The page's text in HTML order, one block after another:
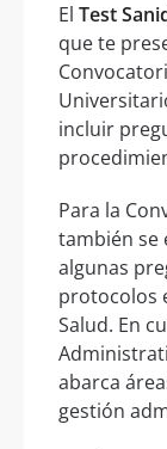
El Test
que te
incluir
Para la
también se
algunas
protocolos
Salud. En
abarca
gestión